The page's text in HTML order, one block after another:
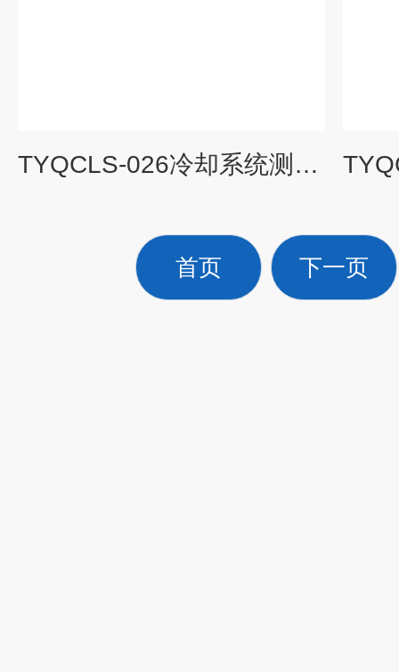
TYQCLS-026冷却系统测试仪|汽车理实一体化教学设备
首页 下一页